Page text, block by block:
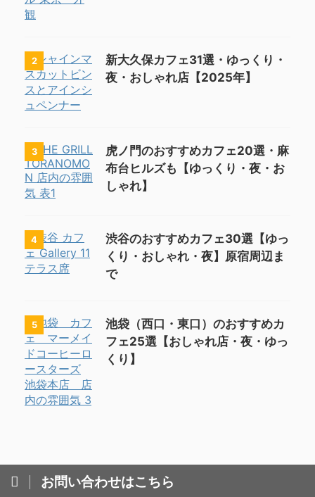
2
新大久保カフェ31選・ゆっくり・
夜・おしゃれ店【2025年】
3
虎ノ門のおすすめカフェ20選・麻
布台ヒルズも【ゆっくり・夜・お
しゃれ】
4
渋谷のおすすめカフェ30選【ゆっ
くり・おしゃれ・夜】原宿周辺ま
で
5
池袋（西口・東口）のおすすめカ
フェ25選【おしゃれ店・夜・ゆっ
くり】
お問い合わせはこちら